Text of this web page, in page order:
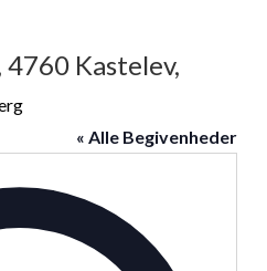
Kastelev,
« Alle Begivenheder